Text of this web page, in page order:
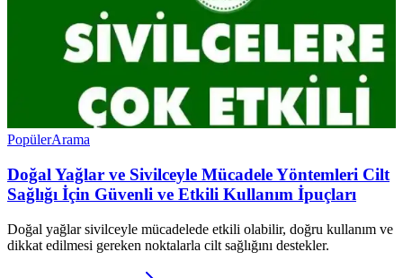
PopülerArama
Doğal Yağlar ve Sivilceyle Mücadele Yöntemleri Cilt
Sağlığı İçin Güvenli ve Etkili Kullanım İpuçları
Doğal yağlar sivilceyle mücadelede etkili olabilir, doğru kullanım ve
dikkat edilmesi gereken noktalarla cilt sağlığını destekler.